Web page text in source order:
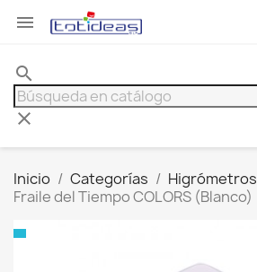

search
clear
Inicio Categorías Higrómetros
Fraile del Tiempo COLORS (Blanco)